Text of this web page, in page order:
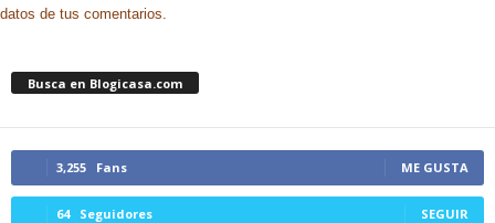
datos de tus comentarios.
Busca en Blogicasa.com
3,255 Fans ME GUSTA
64 Seguidores SEGUIR